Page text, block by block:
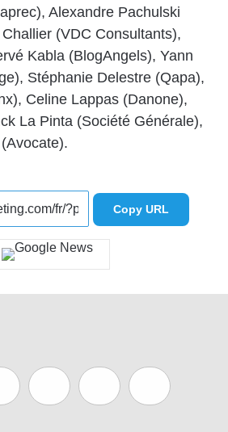
Alexandre Pachulski
(VDC Consultants),
Kabla (BlogAngels), Yann
Stéphanie Delestre (Qapa),
Celine Lappas (Danone),
La Pinta (Société Générale),
Copy URL